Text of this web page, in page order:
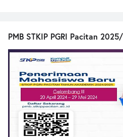
PMB STKIP PGRI Pacitan